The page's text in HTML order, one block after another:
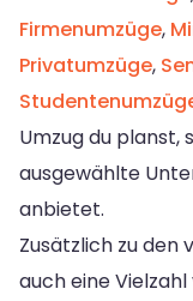
Firmenumzüge,
Privatumzüge,
Umzug du planst,
ausgewählte
anbietet.
Zusätzlich zu den
auch eine Vielzahl